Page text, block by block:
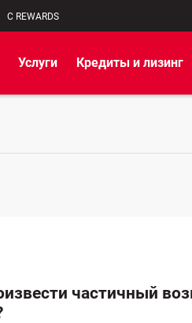
C REWARDS
Услуги Кредиты и лизинг
частичный